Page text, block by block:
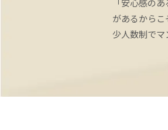
「安心感の
があるからこ
少人数制でマ